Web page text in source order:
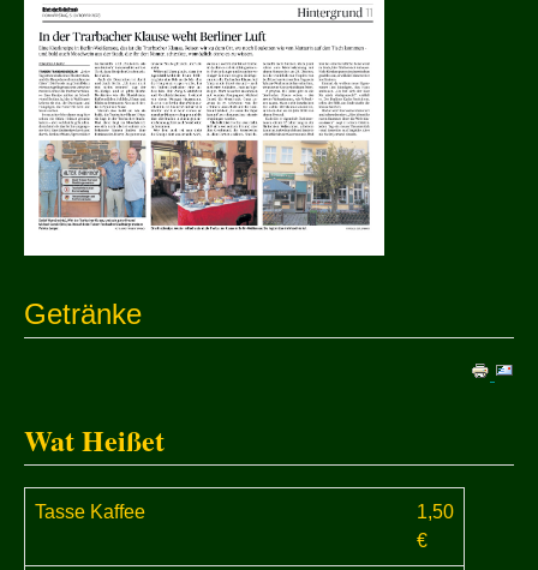
Getränke
Wat Heißet
Tasse Kaffee
1,50
€